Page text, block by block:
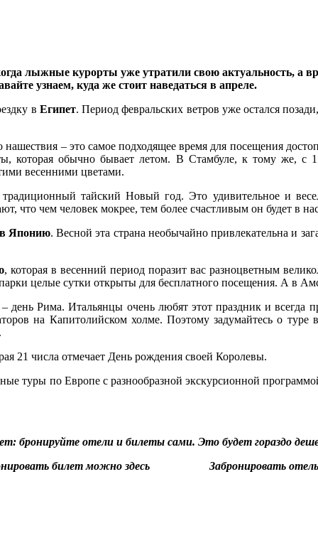
лыжные курорты уже утратили свою актуальность, а
узнаем, куда же стоит наведаться в апреле.
в Египет. Период февральских ветров уже остался
– это самое подходящее время для посещения
которая обычно бывает летом. В Стамбуле, к тому же, с 1
весенними цветами.
тайский Новый год. Это удивительное и
что чем человек мокрее, тем более счастливым он будет в
Японию. Весной эта страна необычайно привлекательна и
, которая в весенний период поразит вас разноцветным
целые сутки открыты для бесплатного посещения. А в
день Рима. Итальянцы очень любят этот праздник и всегда
на Капитолийском холме. Поэтому задумайтесь о
21 числа отмечает День рождения своей Королевы.
туры по Европе с разнообразной экскурсионной
бронируйте отели и билеты сами. Это будет гораздо
билет можно здесь
Забронировать отель